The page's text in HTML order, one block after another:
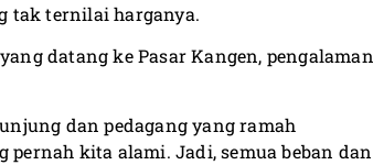
tak ternilai harganya.
datang ke Pasar Kangen, pengalaman
dan pedagang yang ramah
kita alami. Jadi, semua beban dan